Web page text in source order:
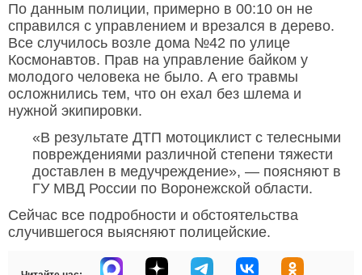
По данным полиции, примерно в 00:10 он не
справился с управлением и врезался в дерево.
Все случилось возле дома №42 по улице
Космонавтов. Прав на управление байком у
молодого человека не было. А его травмы
осложнились тем, что он ехал без шлема и
нужной экипировки.
«В результате ДТП мотоциклист с телесными
повреждениями различной степени тяжести
доставлен в медучреждение», — поясняют в
ГУ МВД России по Воронежской области.
Сейчас все подробности и обстоятельства
случившегося выясняют полицейские.